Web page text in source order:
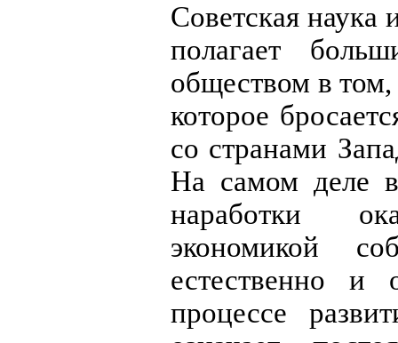
Советская
полагает
обществом в том,
которое
со странами
На самом деле
наработки
экономикой
естественно и
процессе